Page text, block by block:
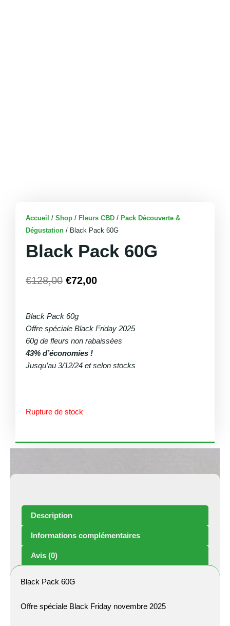
Accueil / Shop / Fleurs CBD / Pack Découverte &
Dégustation / Black Pack 60G
Black Pack 60G
€128,00
initial
était :
€128,00.
€72,00
est :
€72,00.
Black Pack 60g
Offre spéciale Black Friday 2025
60g de fleurs non rabaissées
43% d’économies !
Jusqu’au 3/12/24 et selon stocks
Rupture de stock
Description
Informations complémentaires
Avis (0)
Black Pack 60G
Offre spéciale Black Friday novembre 2025